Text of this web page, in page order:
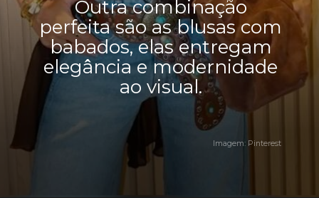
Outra combinação
perfeita são as blusas com
babados, elas entregam
elegância e modernidade
ao visual.
Imagem: Pinterest